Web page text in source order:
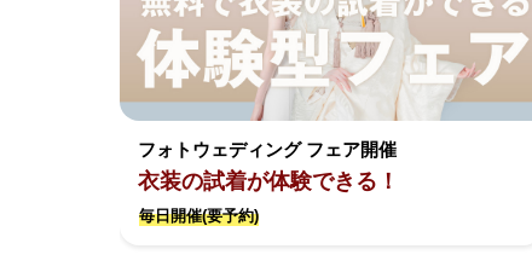
フォトウェディング フェア開催
衣装の試着が体験できる！
毎日開催(要予約)